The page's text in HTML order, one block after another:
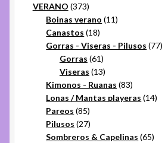
VERANO 373373
productos
Boinas verano 1111
Canastos 1818
productos
Gorras - Viseras - Pilusos 7777
Gorras 6161
productos
Viseras 1313
productos
Kimonos - Ruanas 8383
productos
Lonas / Mantas playeras 1414
Pareos 8585
productos
Pilusos 2727
productos
Sombreros & Capelinas 6565